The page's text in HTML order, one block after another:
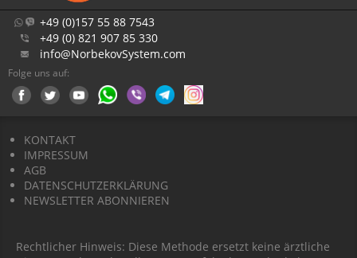
+49 (0)157 55 88 7543
+49 (0) 821 907 85 330
info@NorbekovSystem.com
Folge uns auf:
KONTAKT
IMPRESSUM
AGB
DATENSCHUTZERKLÄRUNG
NEWSLETTER ABONNIEREN
Rechtlicher Hinweis: Diese Methode ersetzt keine ärztliche